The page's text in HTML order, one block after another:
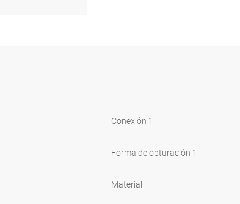
Conexión 1
Forma de obturación 1
Material